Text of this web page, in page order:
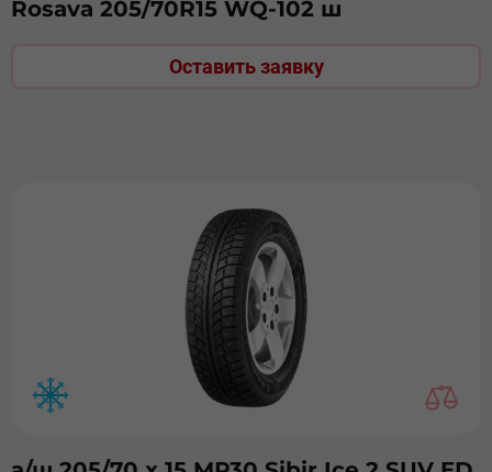
Rosava 205/70R15 WQ-102 ш
Оставить заявку